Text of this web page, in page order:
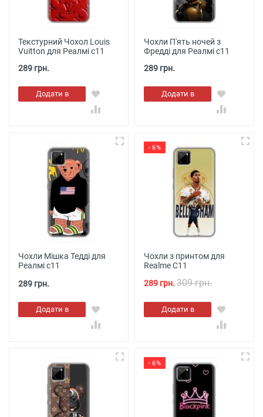
Текстурний Чохол Louis
Vuitton для Реалмі с11
289 грн.
Додати в
кошик
Чохли П'ять ночей з
Фредді для Реалмі с11
289 грн.
Додати в
кошик
Чохли Мішка Тедді для
Реалмі с11
289 грн.
Додати в
кошик
- 6%
Чохли з принтом для
Realme C11
289 грн. 309 грн.
Додати в
кошик
- 6%